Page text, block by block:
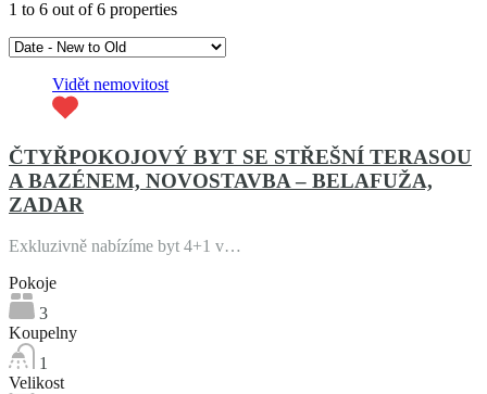
1 to 6 out of6 properties
Vidět nemovitost
ČTYŘPOKOJOVÝ BYT SE STŘEŠNÍ TERASOU
A BAZÉNEM, NOVOSTAVBA – BELAFUŽA,
ZADAR
Exkluzivně nabízíme byt 4+1 v…
Pokoje
3
Koupelny
1
Velikost